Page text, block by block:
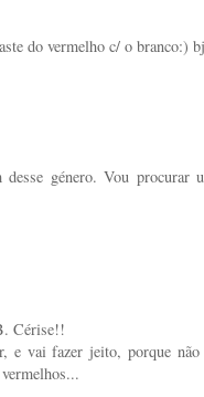
do vermelho c/ o branco:) bj
desse género. Vou procurar
Cérise!!
e vai fazer jeito, porque não